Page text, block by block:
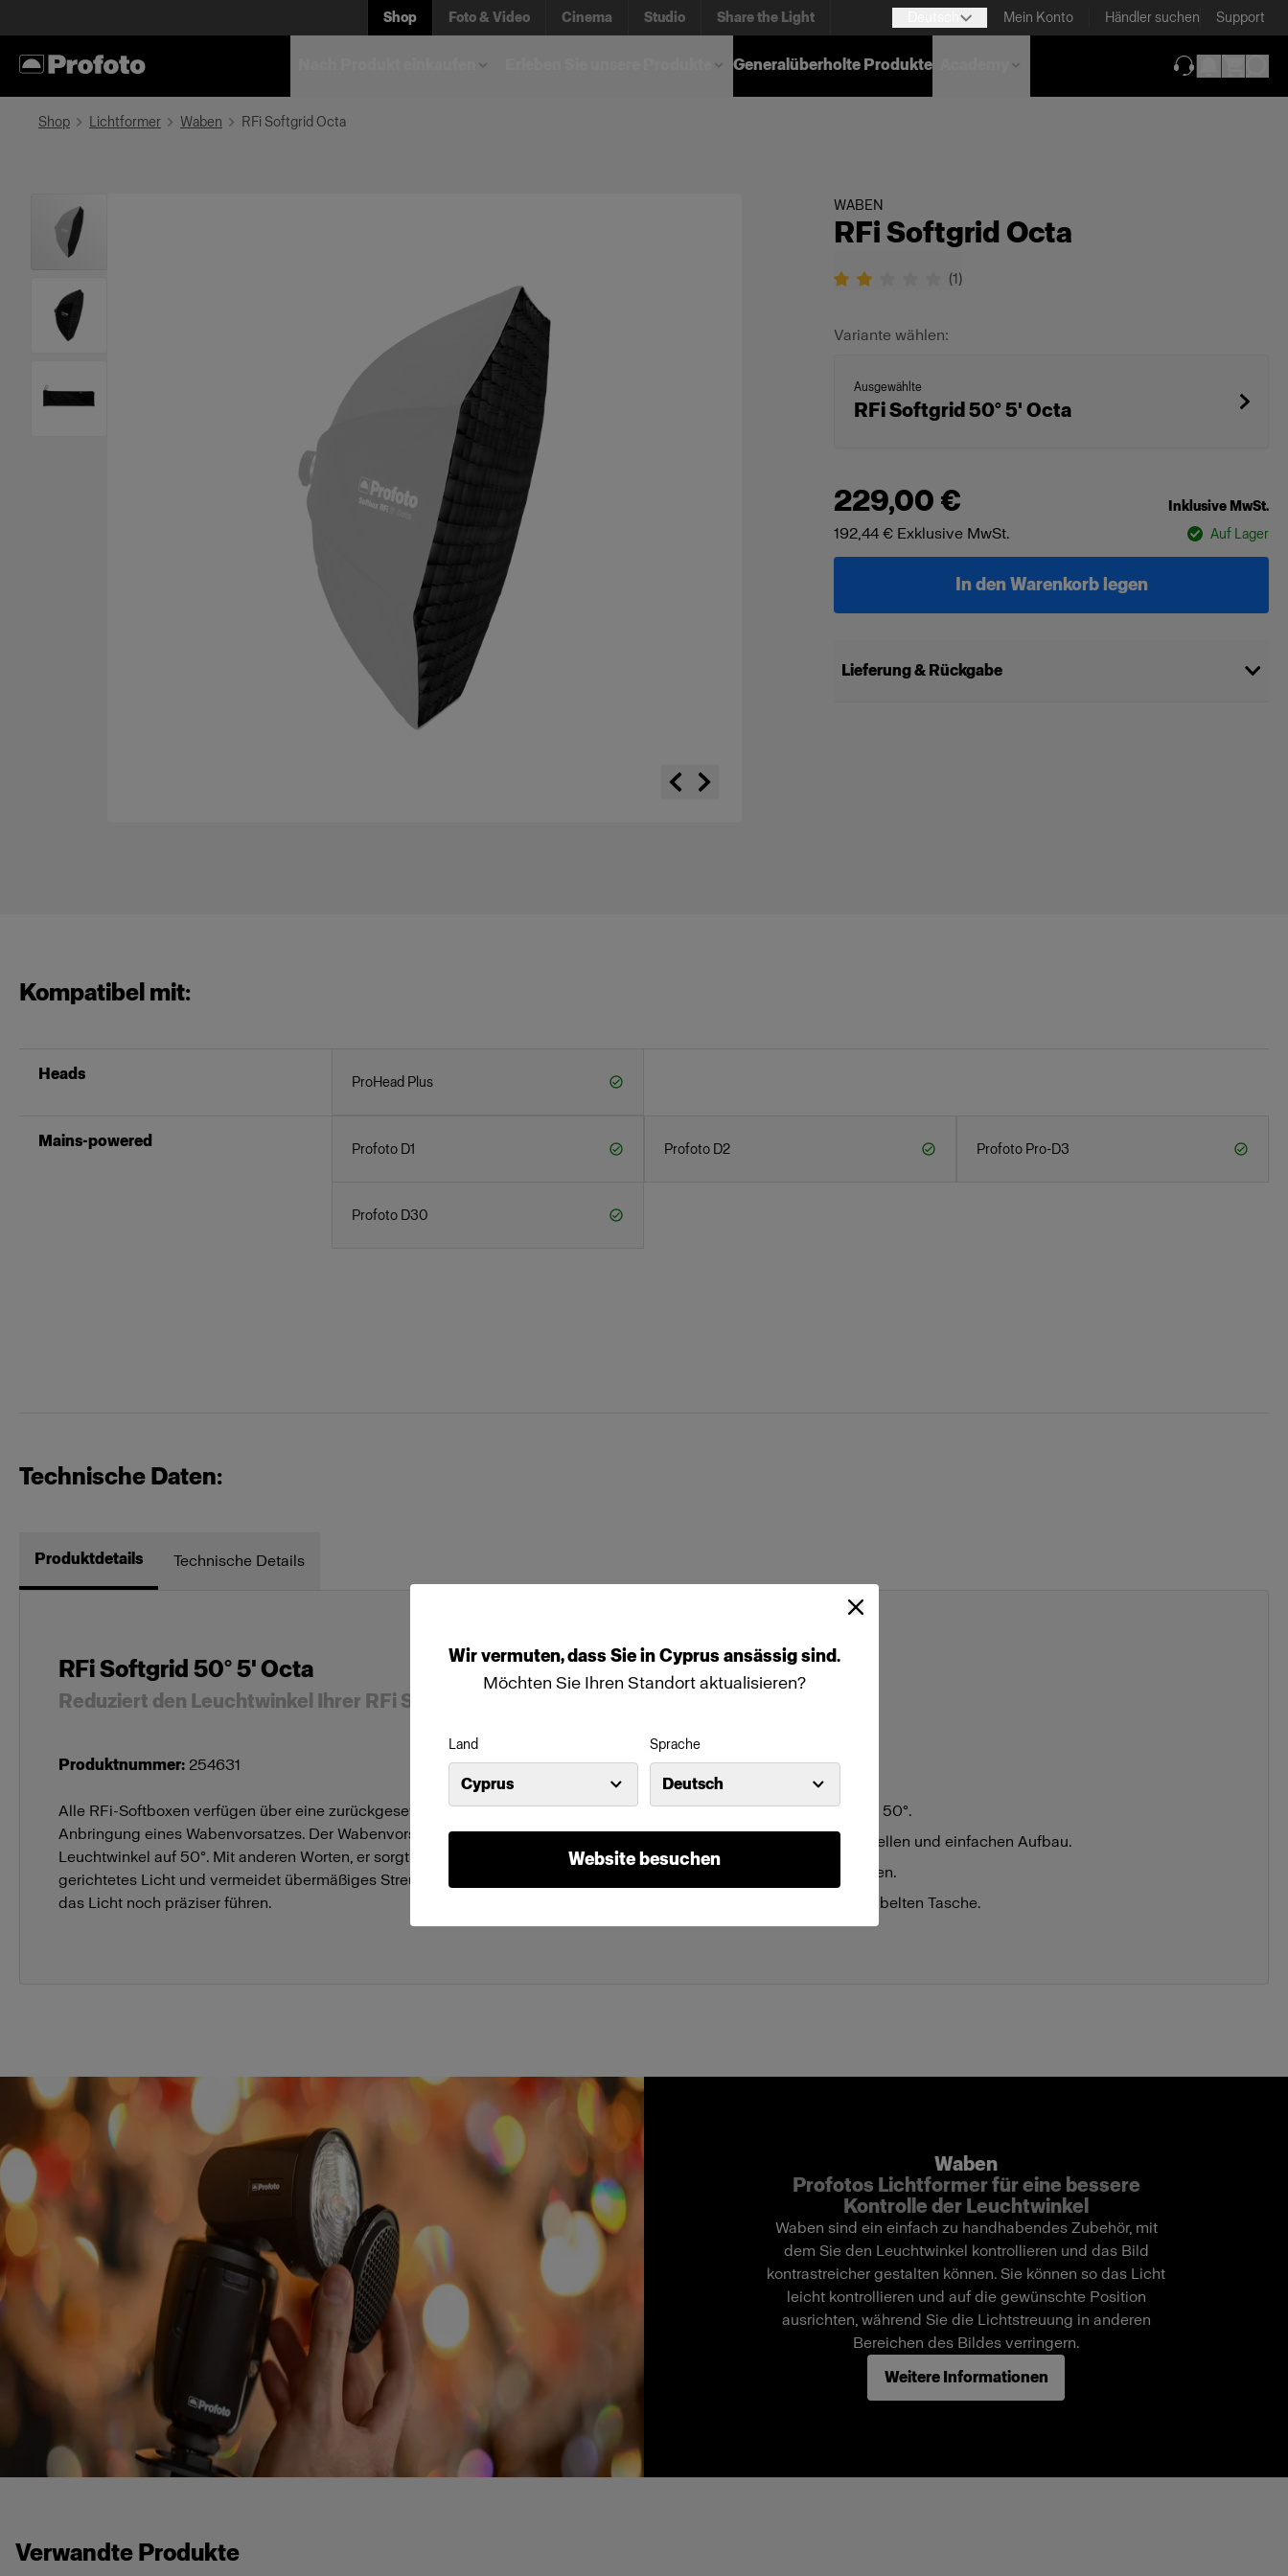
Wirvermuten,dass SieinCyprus ansässigsind.
Möchten Sie Ihren Standort aktualisieren?
Land
Cyprus
Sprache
Deutsch
Website besuchen
Shop Foto & Video Cinema Studio Share the Light Mein Konto Händler suchen Support
Generalüberholte Produkte
Shop Lichtformer Waben RFi Softgrid Octa
WABEN
RFi Softgrid Octa
(1)
Variante wählen:
Ausgewählte
RFi Softgrid 50° 5' Octa
229,00 € Inklusive MwSt.
192,44 € Exklusive MwSt. Auf Lager
In den Warenkorb legen
Lieferung & Rückgabe
Kompatibel mit:
Heads ProHead Plus
Mains-powered Profoto D1 Profoto D2 Profoto Pro-D3
Profoto D30
Technische Daten:
Produktdetails Technische Details
RFi Softgrid 50° 5' Octa
Reduziert den Leuchtwinkel Ihrer RFi Softbox Octa.
Produktnummer: 254631
Alle RFi-Softboxen verfügen über eine zurückgesetzte Front zur
Anbringung eines Wabenvorsatzes. Der Wabenvorsatz reduziert den
Leuchtwinkel auf 50°. Mit anderen Worten, er sorgt für ein stärker
gerichtetes Licht und vermeidet übermäßiges Streulicht. So können Sie
das Licht noch präziser führen.
Merkmale
Reduziert den Leuchtwinkel auf 50°.
Klettverschlüsse für einen schnellen und einfachen Aufbau.
Gefertigt aus Qualitätsmaterialien.
Lieferung in einer weichen, gelabelten Tasche.
Waben
Profotos Lichtformer für eine bessere
Kontrolle der Leuchtwinkel
Waben sind ein einfach zu handhabendes Zubehör, mit
dem Sie den Leuchtwinkel kontrollieren und das Bild
kontrastreicher gestalten können. Sie können so das Licht
leicht kontrollieren und auf die gewünschte Position
ausrichten, während Sie die Lichtstreuung in anderen
Bereichen des Bildes verringern.
Weitere Informationen
Verwandte Produkte